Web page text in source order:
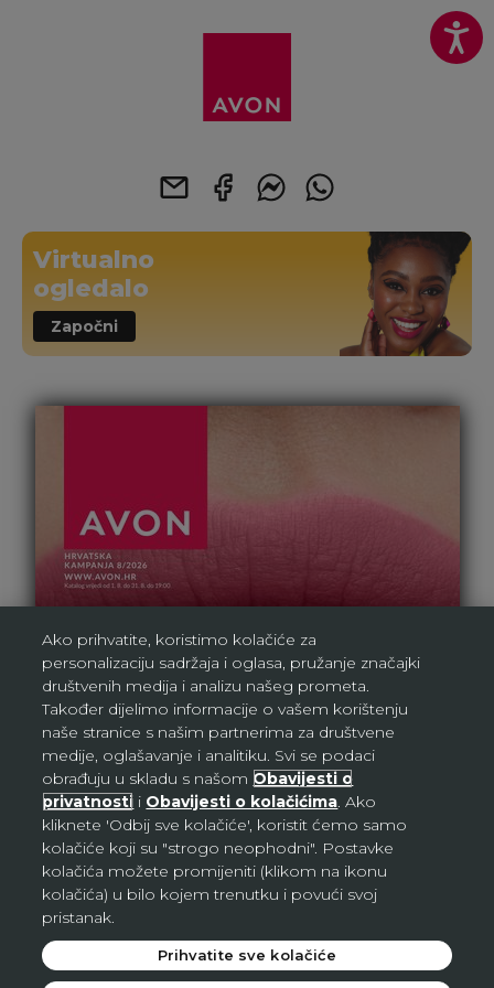
Virtualno
ogledalo
Započni
Ako prihvatite, koristimo kolačiće za
personalizaciju sadržaja i oglasa, pružanje značajki
društvenih medija i analizu našeg prometa.
Također dijelimo informacije o vašem korištenju
naše stranice s našim partnerima za društvene
medije, oglašavanje i analitiku. Svi se podaci
obrađuju u skladu s našom Obavijesti o
privatnosti i Obavijesti o kolačićima. Ako
kliknete 'Odbij sve kolačiće', koristit ćemo samo
kolačiće koji su "strogo neophodni". Postavke
kolačića možete promijeniti (klikom na ikonu
kolačića) u bilo kojem trenutku i povući svoj
pristanak.
Prihvatite sve kolačiće